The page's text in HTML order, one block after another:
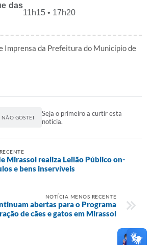
das
11h15 • 17h20
Imprensa da Prefeitura do Município de
NÃO GOSTEI
Seja o primeiro a curtir esta
notícia.
Mirassol realiza Leilão Público on-
e bens inservíveis
NOTÍCIA MENOS RECENTE
abertas para o Programa
de cães e gatos em Mirassol